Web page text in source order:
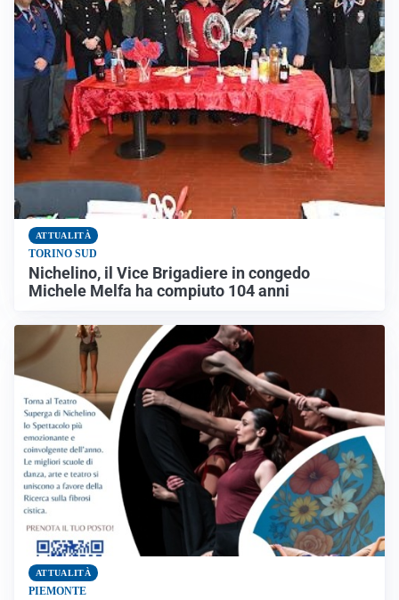
ATTUALITÀ
TORINO SUD
Nichelino, il Vice Brigadiere in congedo
Michele Melfa ha compiuto 104 anni
ATTUALITÀ
PIEMONTE